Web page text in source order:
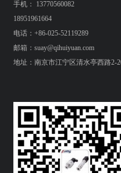
手机： 13770560082
18951961664
电话：+86-025-52119289
邮箱：suay@qihuiyuan.com
地址：南京市江宁区清水亭西路2-